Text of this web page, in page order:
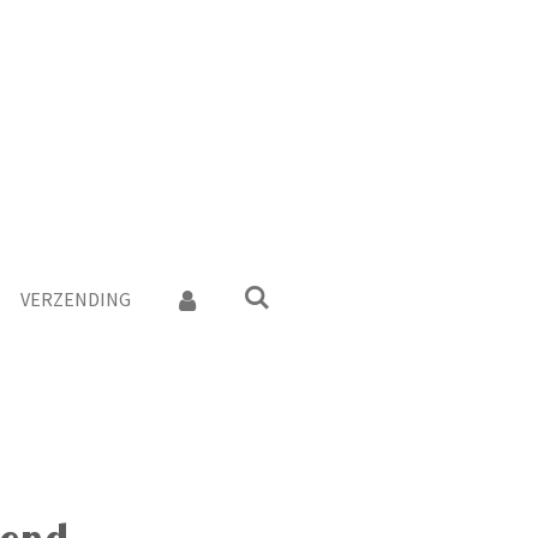
VERZENDING